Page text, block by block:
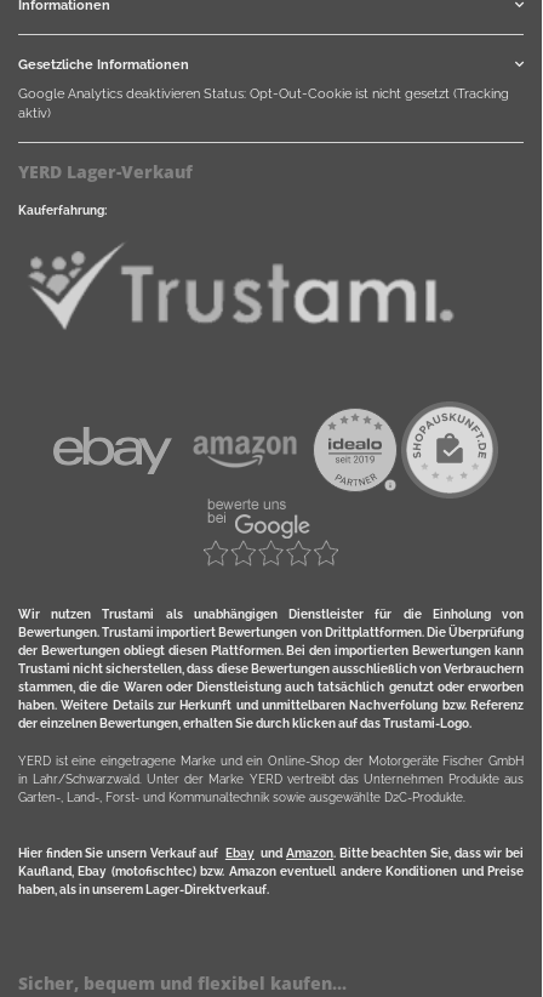
Informationen
Gesetzliche Informationen
Google Analytics deaktivieren Status: Opt-Out-Cookie ist nicht gesetzt (Tracking
aktiv)
YERD Lager-Verkauf
Kauferfahrung:
Wir nutzen Trustami als unabhängigen Dienstleister für die Einholung von
Bewertungen. Trustami importiert Bewertungen von Drittplattformen. Die Überprüfung
der Bewertungen obliegt diesen Plattformen. Bei den importierten Bewertungen kann
Trustami nicht sicherstellen, dass diese Bewertungen ausschließlich von Verbrauchern
stammen, die die Waren oder Dienstleistung auch tatsächlich genutzt oder erworben
haben. Weitere Details zur Herkunft und unmittelbaren Nachverfolung bzw. Referenz
der einzelnen Bewertungen, erhalten Sie durch klicken auf das Trustami-Logo.
YERD ist eine eingetragene Marke und ein Online-Shop der Motorgeräte Fischer GmbH
in Lahr/Schwarzwald. Unter der Marke YERD vertreibt das Unternehmen Produkte aus
Garten-, Land-, Forst- und Kommunaltechnik sowie ausgewählte D2C-Produkte.
Hier finden Sie unsern Verkauf auf Ebayund Amazon. Bitte beachten Sie, dass wir bei
Kaufland, Ebay (motofischtec) bzw. Amazon eventuell andere Konditionen und Preise
haben, als in unserem Lager-Direktverkauf.
Sicher, bequem und flexibel kaufen...